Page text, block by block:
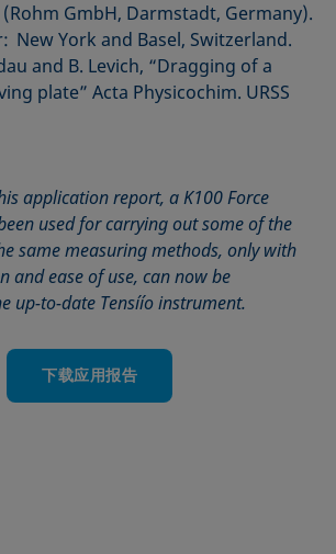
GmbH, Darmstadt, Germany).
New York and Basel, Switzerland.
and B. Levich, “Dragging of a
plate” Acta Physicochim. URSS
application report, a K100 Force
used for carrying out some of the
same measuring methods, only with
and ease of use, can now be
up-to-date Tensíío instrument.
下载应用报告